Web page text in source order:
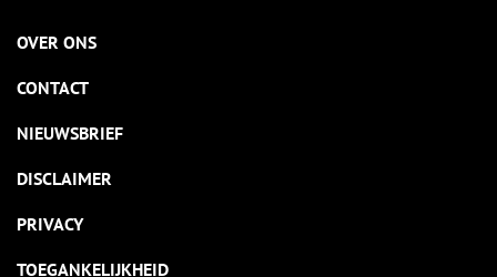
OVER ONS
CONTACT
NIEUWSBRIEF
DISCLAIMER
PRIVACY
TOEGANKELIJKHEID